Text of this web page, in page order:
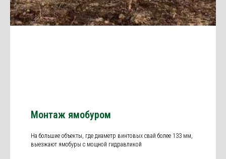
Монтаж ямобуром
На большие объекты, где диаметр винтовых свай более 133 мм,
выезжают ямобуры с мощной гидравликой